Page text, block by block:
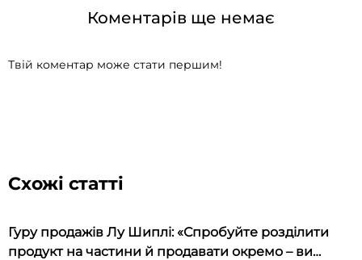
Коментарів ще немає
Твій коментар може стати першим!
Схожі статті
Гуру продажів Лу Шиплі: «Спробуйте розділити
продукт на частини й продавати окремо – ви